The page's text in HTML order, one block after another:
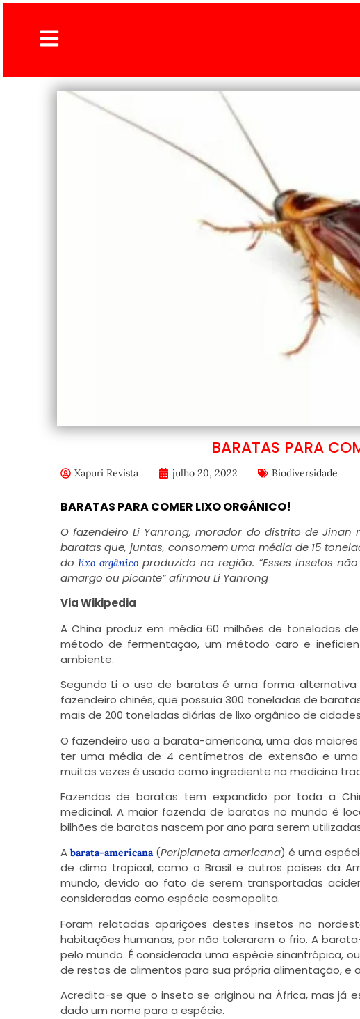
BARATAS PARA
Xapuri Revista julho 20, 2022 Biodiversidade
BARATAS PARA COMER LIXO ORGÂNICO!
O fazendeiro Li Yanrong, morador do distrito de
baratas que, juntas, consomem uma média de 15
do lixo orgânicoproduzido na região. “Esses insetos
amargo ou picante” afirmou Li Yanrong
Via Wikipedia
A China produz em média 60 milhões de toneladas
método de fermentação, um método caro e
ambiente.
Segundo Li o uso de baratas é uma forma
fazendeiro chinês, que possuía 300 toneladas de
mais de 200 toneladas diárias de lixo orgânico de
O fazendeiro usa a barata-americana, uma das
ter uma média de 4 centímetros de extensão e
muitas vezes é usada como ingrediente na medicina
Fazendas de baratas tem expandido por toda a
medicinal. A maior fazenda de baratas no mundo é
bilhões de baratas nascem por ano para serem
A barata-americana(Periplaneta americana) é uma
de clima tropical, como o Brasil e outros países da
mundo, devido ao fato de serem transportadas
consideradas como espécie cosmopolita.
Foram relatadas aparições destes insetos no
habitações humanas, por não tolerarem o frio. A
pelo mundo. É considerada uma espécie sinantrópica,
de restos de alimentos para sua própria alimentação, e
Acredita-se que o inseto se originou na África, mas já
dado um nome para a espécie.